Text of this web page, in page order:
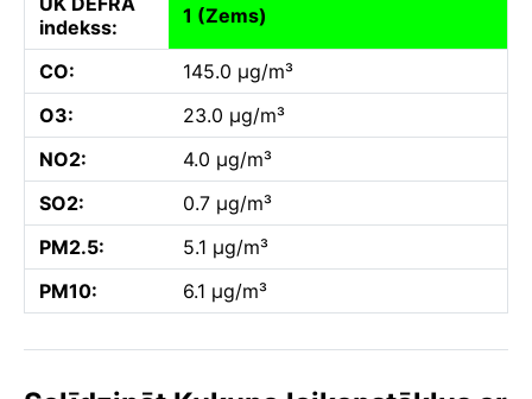
indekss:
1 (Zems)
CO:
145.0 µg/m³
O3:
23.0 µg/m³
NO2:
4.0 µg/m³
SO2:
0.7 µg/m³
PM2.5:
5.1 µg/m³
PM10:
6.1 µg/m³